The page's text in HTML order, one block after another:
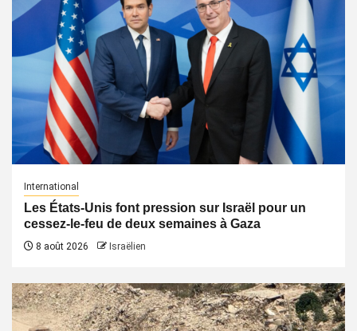
International
Les États-Unis font pression sur Israël pour un
cessez-le-feu de deux semaines à Gaza
8 août 2026 Israëlien